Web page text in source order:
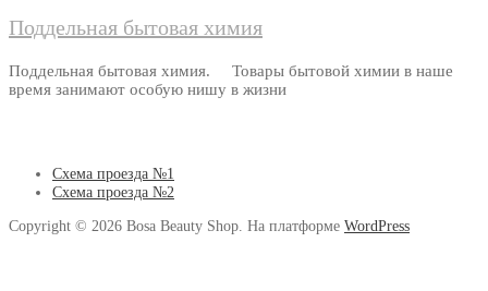
Поддельная бытовая химия
Поддельная бытовая химия. Товары бытовой химии в наше
время занимают особую нишу в жизни
Схема проезда №1
Схема проезда №2
Copyright © 2026 Bosa Beauty Shop. На платформе WordPress